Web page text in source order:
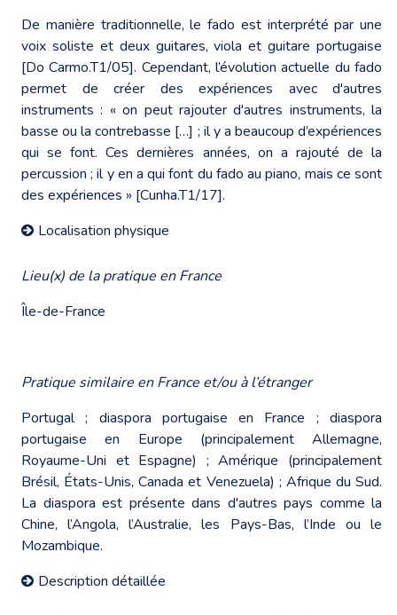
De manière traditionnelle, le fado est interprété par une
voix soliste et deux guitares, viola et guitare portugaise
[Do Carmo.T1/05]. Cependant, l’évolution actuelle du fado
permet de créer des expériences avec d'autres
instruments : « on peut rajouter d'autres instruments, la
basse ou la contrebasse […] ; il y a beaucoup d’expériences
qui se font. Ces dernières années, on a rajouté de la
percussion ; il y en a qui font du fado au piano, mais ce sont
des expériences » [Cunha.T1/17].
Localisation physique
Lieu(x) de la pratique en France
Île-de-France
Pratique similaire en France et/ou à l’étranger
Portugal ; diaspora portugaise en France ; diaspora
portugaise en Europe (principalement Allemagne,
Royaume-Uni et Espagne) ; Amérique (principalement
Brésil, États-Unis, Canada et Venezuela) ; Afrique du Sud.
La diaspora est présente dans d'autres pays comme la
Chine, l’Angola, l’Australie, les Pays-Bas, l’Inde ou le
Mozambique.
Description détaillée